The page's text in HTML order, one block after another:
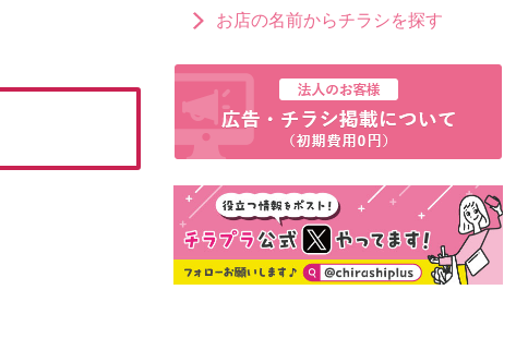
お店の名前からチラシを探す